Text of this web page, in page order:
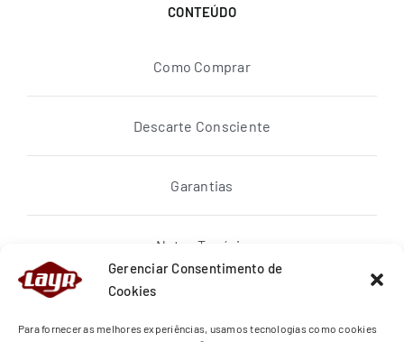
Gerenciar Consentimento de
Cookies
Para fornecer as melhores experiências, usamos tecnologias como cookies
CONTEÚDO
Como Comprar
Descarte Consciente
Garantias
Notas Topázio